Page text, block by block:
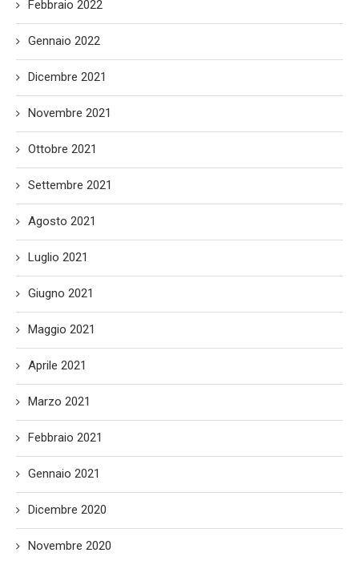
Febbraio 2022
Gennaio 2022
Dicembre 2021
Novembre 2021
Ottobre 2021
Settembre 2021
Agosto 2021
Luglio 2021
Giugno 2021
Maggio 2021
Aprile 2021
Marzo 2021
Febbraio 2021
Gennaio 2021
Dicembre 2020
Novembre 2020